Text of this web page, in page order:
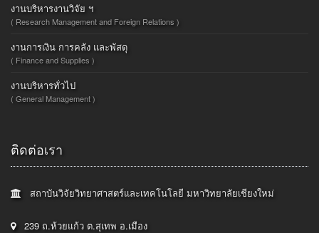
งานบริหารงานวิจัย ฯ
( Research Management and Foreign Relations )
งานการเงิน การคลัง และพัสดุ
( Finance and Supplies )
งานบริหารทั่วไป
( General Management )
ติดต่อเรา
สถาบันวิจัยวิทยาศาสตร์และเทคโนโลยี มหาวิทยาลัยเชียงใหม่
239 ถ.ห้วยแก้ว ต.สุเทพ อ.เมือง